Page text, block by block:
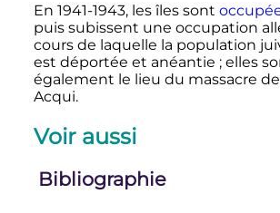
En 1941-1943, les îles sont
puis subissent une occupation
cours de laquelle la population
est déportée et anéantie ; elles
également le lieu du massacre
Acqui.
Voir aussi
Bibliographie